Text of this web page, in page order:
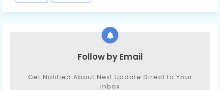
Follow by Email
Get Notified About Next Update Direct to Your
inbox